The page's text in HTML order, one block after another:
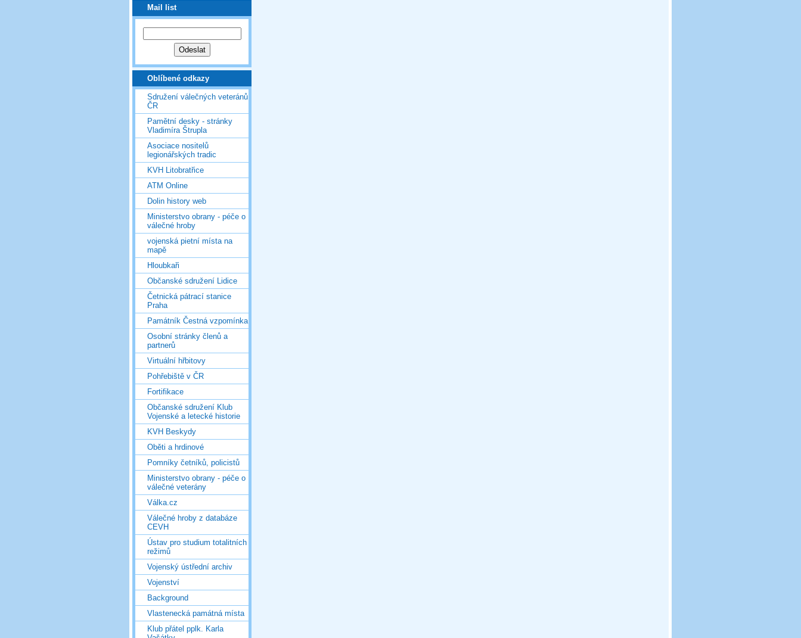
Mail list
Oblíbené odkazy
Sdružení válečných veteránů
ČR
Pamětní desky - stránky
Vladimíra Štrupla
Asociace nositelů
legionářských tradic
KVH Litobratřice
ATM Online
Dolin history web
Ministerstvo obrany - péče o
válečné hroby
vojenská pietní místa na
mapě
Hloubkaři
Občanské sdružení Lidice
Četnická pátrací stanice
Praha
Památník Čestná vzpomínka
Osobní stránky členů a
partnerů
Virtuální hřbitovy
Pohřebiště v ČR
Fortifikace
Občanské sdružení Klub
Vojenské a letecké historie
KVH Beskydy
Oběti a hrdinové
Pomníky četníků, policistů
Ministerstvo obrany - péče o
válečné veterány
Válka.cz
Válečné hroby z databáze
CEVH
Ústav pro studium totalitních
režimů
Vojenský ústřední archiv
Vojenství
Background
Vlastenecká památná místa
Klub přátel pplk. Karla